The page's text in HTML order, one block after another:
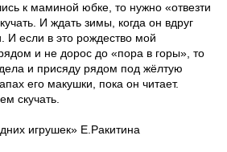
к маминой юбке, то нужно «отвезти
И ждать зимы, когда он вдруг
И если в это рождество мой
и не дорос до «пора в горы», то
и присяду рядом под жёлтую
его макушки, пока он читает.
скучать.
игрушек» Е.Ракитина